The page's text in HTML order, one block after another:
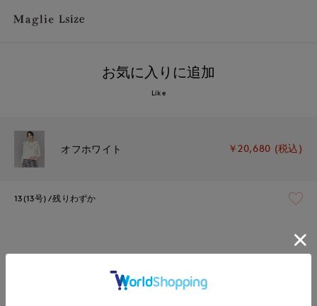
お気に入りに追加
Like
オフホワイト ￥20,680 (税込)
13(13号) 残りわずか